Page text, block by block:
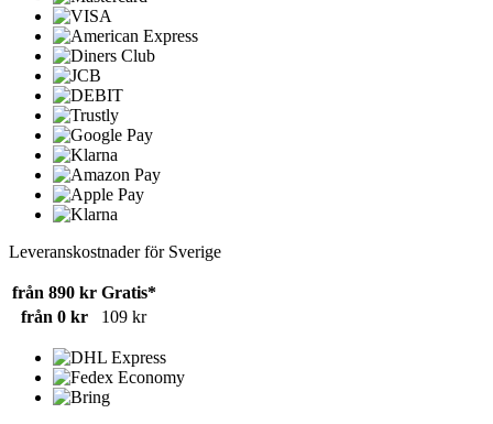
Leveranskostnader för Sverige
från 890 kr Gratis*
från 0 kr
109 kr